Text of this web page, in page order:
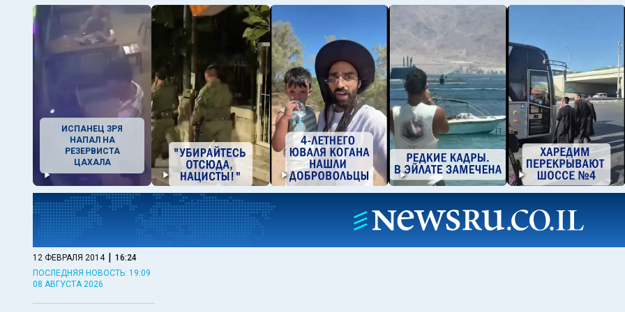
ИСПАНЕЦ ЗРЯ
НАПАЛ НА
РЕЗЕРВИСТА
ЦАХАЛА
12 ФЕВРАЛЯ 2014 | 16:24
ПОСЛЕДНЯЯ НОВОСТЬ: 19:09
08 АВГУСТА 2026